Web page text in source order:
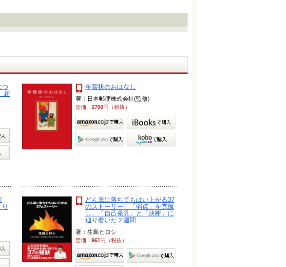
つ
超
年賀状のおはなし
著：日本郵便株式会社(監修)
定価 2700円（税抜）
どん底に落ちてもはい上がる37
のストーリー 「弱点」を克服
し、「自己発見」と「決断」に
辿り着いた２週間
著：生島ヒロシ
定価 961円（税抜）